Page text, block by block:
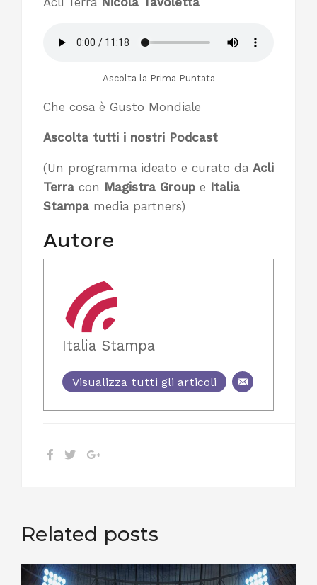
Ascolta la Prima Puntata
Che cosa è Gusto Mondiale
Ascolta tutti i nostri Podcast
(Un programma ideato e curato da Acli
Terra con Magistra Group e Italia
Stampa media partners)
Autore
Italia Stampa
Visualizza tutti gli articoli
Related posts